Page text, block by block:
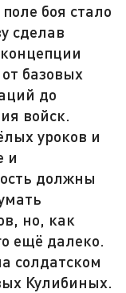
боя стало
сделав
базовых
до
войск.
уроков и
и
должны
но, как
ещё далеко.
солдатском
Кулибиных.